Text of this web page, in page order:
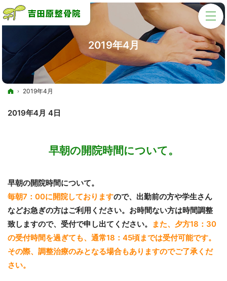
2019年4月
ホーム
2019年4月
2019年4月 4日
早朝の開院時間について。
早朝の開院時間について。
毎朝7：00に開院しておりますので、出勤前の方や学生さん
などお急ぎの方はご利用ください。 お時間ない方は時間調整
致しますので、受付で申し出てください。 また、夕方18：30
の受付時間を過ぎても、通常18：45頃までは受付可能です。
その際、調整治療のみとなる場合もありますのでご了承くだ
さい。